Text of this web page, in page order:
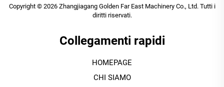
Copyright © 2026 Zhangjiagang Golden Far East Machinery Co., Ltd. Tutti i
diritti riservati.
Collegamenti rapidi
HOMEPAGE
CHI SIAMO